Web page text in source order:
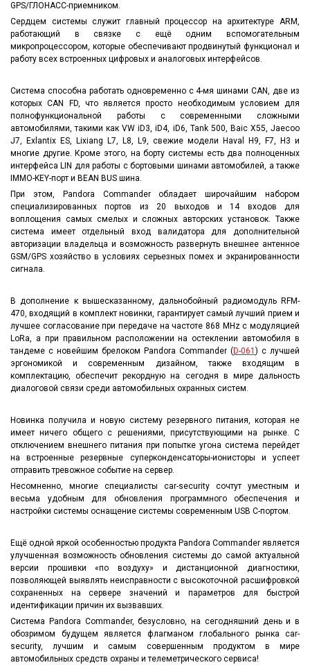
GPS/ГЛОНАСС-приемником.
Сердцем системы служит главный процессор на архитектуре ARM,
работающий в связке с ещё одним вспомогательным
микропроцессором, которые обеспечивают продвинутый функционал и
работу всех встроенных цифровых и аналоговых интерфейсов.
Система способна работать одновременно с 4-мя шинами CAN, две из
которых CAN FD, что является просто необходимым условием для
полнофункциональной работы с современными сложными
автомобилями, такими как VW iD3, iD4, iD6, Tank 500, Baic X55, Jaecoo
J7, Exlantix ES, Lixiang L7, L8, L9, свежие модели Haval H9, F7, H3 и
многие другие. Кроме этого, на борту системы есть два полноценных
интерфейса LIN для работы с бортовыми шинами автомобилей, а также
IMMO-KEY-порт и BEAN BUS шина.
При этом, Pandora Commander обладает широчайшим набором
специализированных портов из 20 выходов и 14 входов для
воплощения самых смелых и сложных авторских установок. Также
система имеет отдельный вход валидатора для дополнительной
авторизации владельца и возможность развернуть внешнее антенное
GSM/GPS хозяйство в условиях серьезных помех и экранированности
сигнала.
В дополнение к вышесказанному, дальнобойный радиомодуль RFM-
470, входящий в комплект новинки, гарантирует самый лучший прием и
лучшее согласование при передаче на частоте 868 MHz с модуляцией
LoRa, а при правильном расположении на остеклении автомобиля в
тандеме с новейшим брелоком Pandora Commander (D-061 ) с лучшей
эргономикой и современным дизайном, также входящим в
комплектацию, обеспечит рекордную на сегодня в мире дальность
диалоговой связи среди автомобильных охранных систем.
Новинка получила и новую систему резервного питания, которая не
имеет ничего общего с решениями, присутствующими на рынке. С
отключением внешнего питания при попытке угона система перейдет
на встроенные резервные суперконденсаторы-ионисторы и успеет
отправить тревожное событие на сервер.
Несомненно, многие специалисты car-security сочтут уместным и
весьма удобным для обновления программного обеспечения и
настройки системы оснащение системы современным USB С-портом.
Ещё одной яркой особенностью продукта Pandora Commander является
улучшенная возможность обновления системы до самой актуальной
версии прошивки «по воздуху» и дистанционной диагностики,
позволяющей выявлять неисправности с высокоточной расшифровкой
сохраненных на сервере значений и параметров для быстрой
идентификации причин их вызвавших.
Система Pandora Commander, безусловно, на сегодняшний день и в
обозримом будущем является флагманом глобального рынка car-
security, лучшим и самым совершенным продуктом в мире
автомобильных средств охраны и телеметрического сервиса!